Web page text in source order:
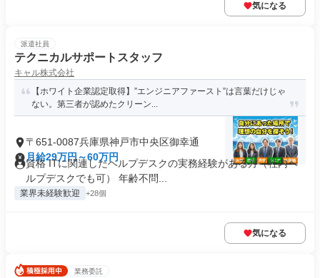
気になる
派遣社員
テクニカルサポートスタッフ
キャル株式会社
【ホワイト企業認定取得】”エンジニアファースト”は言葉だけじゃ
ない。第三者が認めたクリーン...
〒651-0087兵庫県神戸市中央区御幸通
月給29万円～60万円
資格 ITに関連したヘルプデスクの実務経験がある方（社内ヘ
ルプデスクでも可） 年齢不問...
業界未経験歓迎 +28個
気になる
業務委託